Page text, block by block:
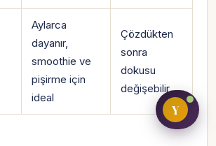
Aylarca
dayanır,
smoothie ve
pişirme için
ideal
Çözdükten
sonra
dokusu
değişebilir
Y